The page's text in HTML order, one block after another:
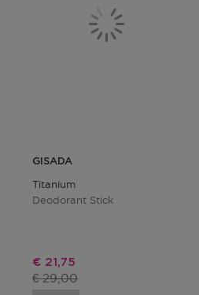
GISADA
Titanium
Deodorant Stick
Kortingsprijs
€ 21,75
Productprijs
€ 29,00